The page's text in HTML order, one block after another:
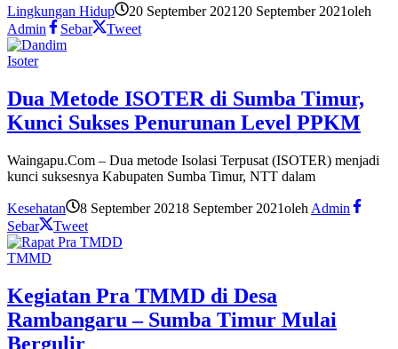
Lingkungan Hidup 20 September 2021 20 September 2021oleh
Admin
Sebar Tweet
Isoter
Dua Metode ISOTER di Sumba Timur,
Kunci Sukses Penurunan Level PPKM
Waingapu.Com – Dua metode Isolasi Terpusat (ISOTER) menjadi
kunci suksesnya Kabupaten Sumba Timur, NTT dalam
Kesehatan 8 September 20218 September 2021oleh Admin
Sebar
Tweet
TMMD
Kegiatan Pra TMMD di Desa
Rambangaru – Sumba Timur Mulai
Bergulir